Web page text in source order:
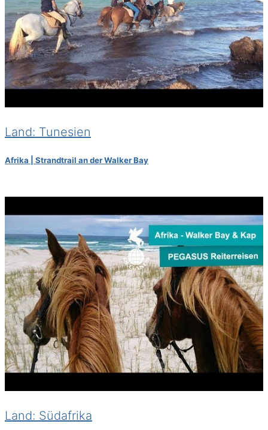
Land: Tunesien
Afrika | Strandtrail an der Walker Bay
Land: Südafrika